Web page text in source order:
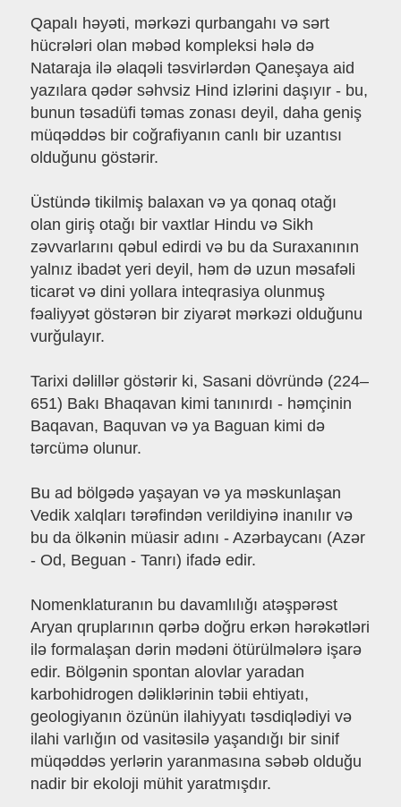
Qapalı həyəti, mərkəzi qurbangahı və sərt
hücrələri olan məbəd kompleksi hələ də
Nataraja ilə əlaqəli təsvirlərdən Qaneşaya aid
yazılara qədər səhvsiz Hind izlərini daşıyır - bu,
bunun təsadüfi təmas zonası deyil, daha geniş
müqəddəs bir coğrafiyanın canlı bir uzantısı
olduğunu göstərir.
Üstündə tikilmiş balaxan və ya qonaq otağı
olan giriş otağı bir vaxtlar Hindu və Sikh
zəvvarlarını qəbul edirdi və bu da Suraxanının
yalnız ibadət yeri deyil, həm də uzun məsafəli
ticarət və dini yollara inteqrasiya olunmuş
fəaliyyət göstərən bir ziyarət mərkəzi olduğunu
vurğulayır.
Tarixi dəlillər göstərir ki, Sasani dövründə (224–
651) Bakı Bhaqavan kimi tanınırdı - həmçinin
Baqavan, Baquvan və ya Baguan kimi də
tərcümə olunur.
Bu ad bölgədə yaşayan və ya məskunlaşan
Vedik xalqları tərəfindən verildiyinə inanılır və
bu da ölkənin müasir adını - Azərbaycanı (Azər
- Od, Beguan - Tanrı) ifadə edir.
Nomenklaturanın bu davamlılığı atəşpərəst
Aryan qruplarının qərbə doğru erkən hərəkətləri
ilə formalaşan dərin mədəni ötürülmələrə işarə
edir. Bölgənin spontan alovlar yaradan
karbohidrogen dəliklərinin təbii ehtiyatı,
geologiyanın özünün ilahiyyatı təsdiqlədiyi və
ilahi varlığın od vasitəsilə yaşandığı bir sinif
müqəddəs yerlərin yaranmasına səbəb olduğu
nadir bir ekoloji mühit yaratmışdır.